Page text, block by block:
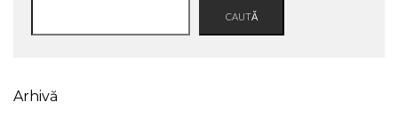
CAUTĂ
Arhivă